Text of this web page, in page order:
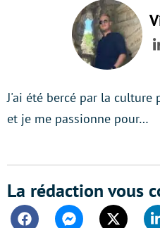
J'ai été bercé par la culture
et je me passionne pour…
La rédaction vous